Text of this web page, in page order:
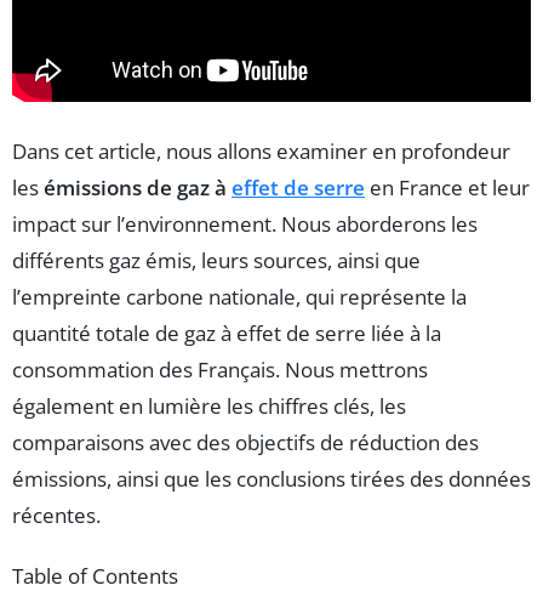
Dans cet article, nous allons examiner en profondeur
lesémissions de gaz à effet de serre en France et leur
impact sur l’environnement. Nous aborderons les
différents gaz émis, leurs sources, ainsi que
l’empreinte carbone nationale, qui représente la
quantité totale de gaz à effet de serre liée à la
consommation des Français. Nous mettrons
également en lumière les chiffres clés, les
comparaisons avec des objectifs de réduction des
émissions, ainsi que les conclusions tirées des données
récentes.
Table of Contents